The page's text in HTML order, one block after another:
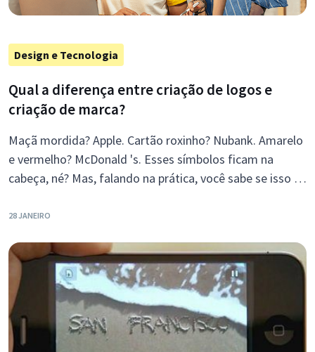
Design e Tecnologia
Qual a diferença entre criação de logos e
criação de marca?
Maçã mordida? Apple. Cartão roxinho? Nubank. Amarelo
e vermelho? McDonald 's. Esses símbolos ficam na
cabeça, né? Mas, falando na prática, você sabe se isso é
28 JANEIRO